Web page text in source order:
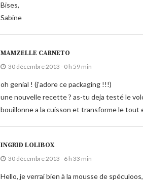
Bises,
Sabine
MAMZELLE CARNETO
30 décembre 2013 - 0 h 59 min
oh genial ! (j’adore ce packaging !!!)
une nouvelle recette ? as-tu deja testé le
bouillonne a la cuisson et transforme le tout
INGRID LOLIBOX
30 décembre 2013 - 6 h 33 min
Hello, je verrai bien à la mousse de